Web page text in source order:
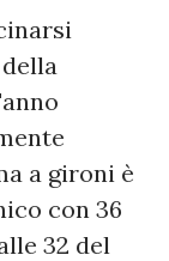
a gironi è
con 36
32 del